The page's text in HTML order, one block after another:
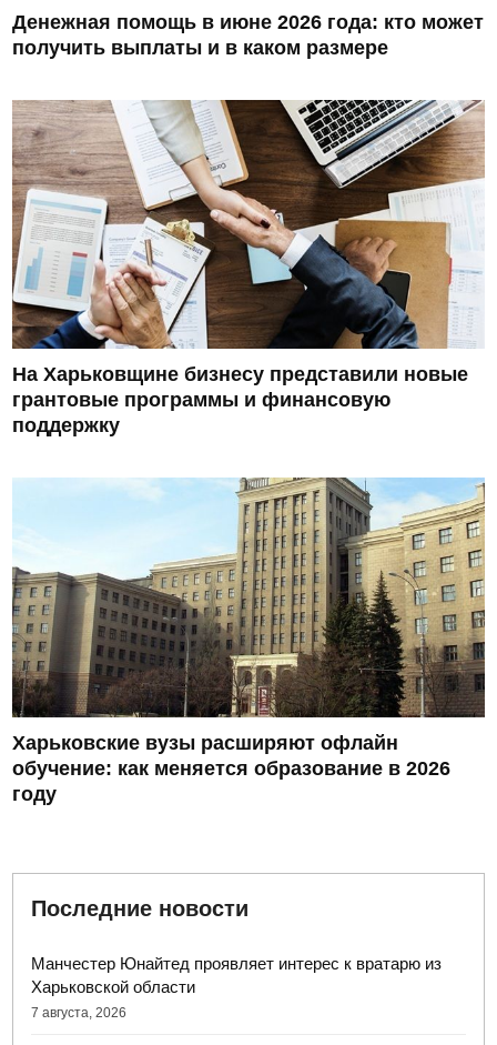
Денежная помощь в июне 2026 года: кто может
получить выплаты и в каком размере
На Харьковщине бизнесу представили новые
грантовые программы и финансовую
поддержку
Харьковские вузы расширяют офлайн
обучение: как меняется образование в 2026
году
Последние новости
Манчестер Юнайтед проявляет интерес к вратарю из
Харьковской области
7 августа, 2026